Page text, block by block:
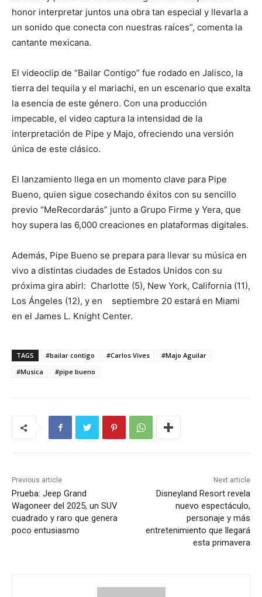
honor interpretar juntos una obra tan especial y llevarla a
un sonido que conecta con nuestras raíces”, comenta la
cantante mexicana.
El videoclip de “Bailar Contigo” fue rodado en Jalisco, la
tierra del tequila y el mariachi, en un escenario que exalta
la esencia de este género. Con una producción
impecable, el video captura la intensidad de la
interpretación de Pipe y Majo, ofreciendo una versión
única de este clásico.
El lanzamiento llega en un momento clave para Pipe
Bueno, quien sigue cosechando éxitos con su sencillo
previo “MeRecordarás” junto a Grupo Firme y Yera, que
hoy supera las 6,000 creaciones en plataformas digitales.
Además, Pipe Bueno se prepara para llevar su música en
vivo a distintas ciudades de Estados Unidos con su
próxima gira abirl: Charlotte (5), New York, California (11),
Los Ángeles (12), y en septiembre 20 estará en Miami
en el James L. Knight Center.
TAGS #bailar contigo #Carlos Vives
#Majo Aguilar
#Musica
#pipe bueno
Previous article
Prueba: Jeep Grand
Wagoneer del 2025, un SUV
cuadrado y raro que genera
poco entusiasmo
Next article
Disneyland Resort revela
nuevo espectáculo,
personaje y más
entretenimiento que llegará
esta primavera